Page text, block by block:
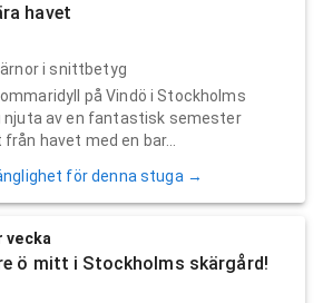
havet
i snittbetyg
på Vindö i Stockholms
njuta av en fantastisk semester
havet med en bar...
för denna stuga →
vecka
ö mitt i Stockholms skärgård!